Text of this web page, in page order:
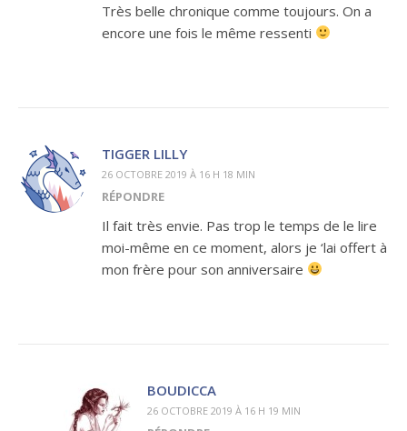
Très belle chronique comme toujours. On a
encore une fois le même ressenti
TIGGER LILLY
26 OCTOBRE 2019 À 16 H 18 MIN
RÉPONDRE
Il fait très envie. Pas trop le temps de le lire
moi-même en ce moment, alors je ‘lai offert à
mon frère pour son anniversaire
BOUDICCA
26 OCTOBRE 2019 À 16 H 19 MIN